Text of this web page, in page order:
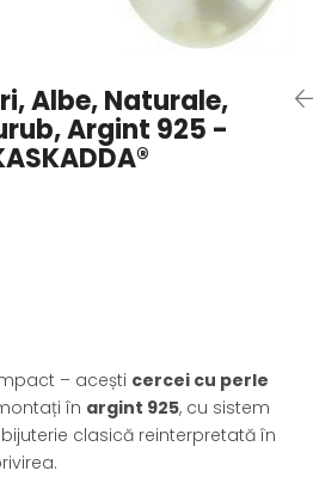
Albe, Naturale,
Argint 925 -
– acești cercei cu perle
în argint 925, cu sistem
clasică reinterpretată în